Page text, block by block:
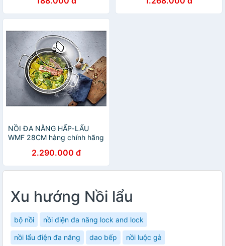
Nấu 2 Món Ăn Cho Khẩu Vị
Riêng - KLVQ-NL2N (Inox)
NỒI ĐA NĂNG HẤP-LẨU
WMF 28CM hàng chính hãng
2.290.000 đ
Xu hướng Nồi lẩu
bộ nồi nồi điện đa năng lock and lock
nồi lẩu điện đa năng dao bếp nồi luộc gà